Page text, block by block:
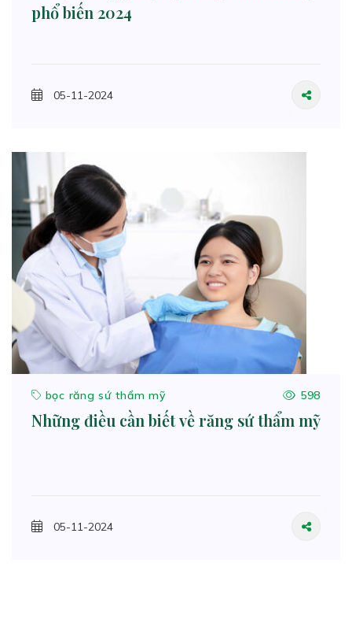
phổ biến 2024
05-11-2024
bọc răng sứ thẩm mỹ 598
Những điều cần biết về răng sứ thẩm mỹ
05-11-2024